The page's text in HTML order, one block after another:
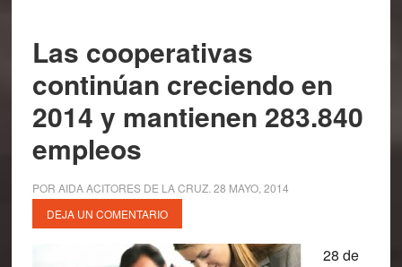
Las cooperativas
continúan creciendo en
2014 y mantienen 283.840
empleos
POR AIDA ACITORES DE LA CRUZ. 28 MAYO, 2014
DEJA UN COMENTARIO
28 de